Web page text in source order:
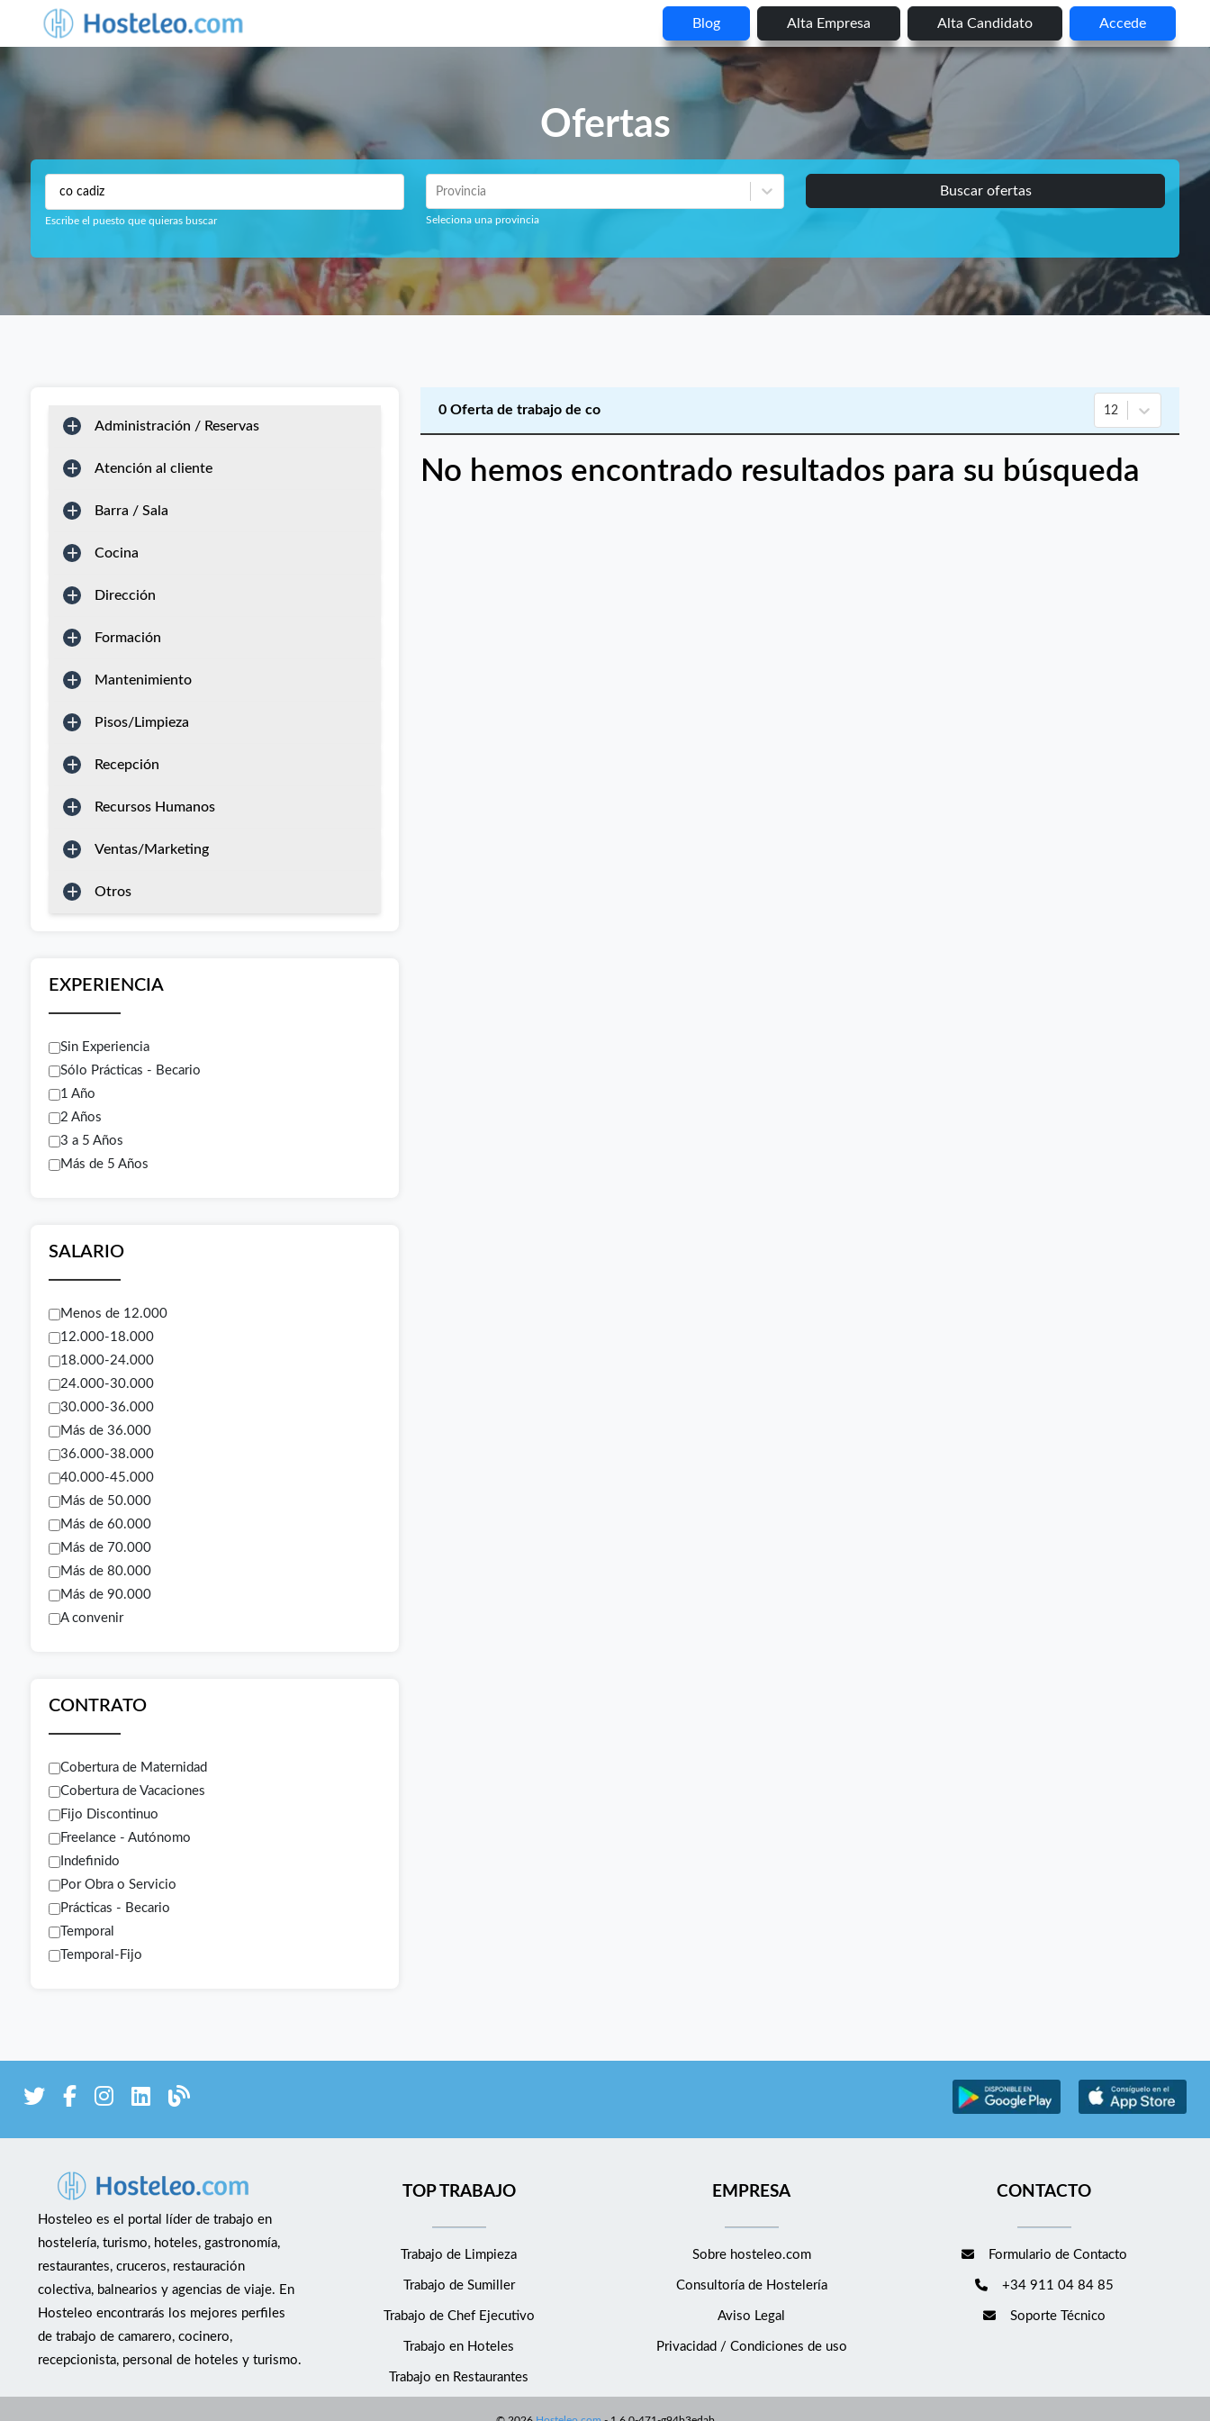
Blog Alta Empresa Alta Candidato Accede
Ofertas
Escribe el puesto que quieras buscar
Provincia
Seleciona una provincia
Buscar ofertas
Administración / Reservas
Atención al cliente
Barra / Sala
Cocina
Dirección
Formación
Mantenimiento
Pisos/Limpieza
Recepción
Recursos Humanos
Ventas/Marketing
Otros
EXPERIENCIA
Sin Experiencia
Sólo Prácticas - Becario
1 Año
2 Años
3 a 5 Años
Más de 5 Años
SALARIO
Menos de 12.000
12.000-18.000
18.000-24.000
24.000-30.000
30.000-36.000
Más de 36.000
36.000-38.000
40.000-45.000
Más de 50.000
Más de 60.000
Más de 70.000
Más de 80.000
Más de 90.000
A convenir
CONTRATO
Cobertura de Maternidad
Cobertura de Vacaciones
Fijo Discontinuo
Freelance - Autónomo
Indefinido
Por Obra o Servicio
Prácticas - Becario
Temporal
Temporal-Fijo
0 Oferta de trabajo de co 12
No hemos encontrado resultados para su búsqueda
Hosteleo es el portal líder de trabajo en
hostelería, turismo, hoteles, gastronomía,
restaurantes, cruceros, restauración
colectiva, balnearios y agencias de viaje. En
Hosteleo encontrarás los mejores perfiles
de trabajo de camarero, cocinero,
recepcionista, personal de hoteles y turismo.
TOP TRABAJO
Trabajo de Limpieza
Trabajo de Sumiller
Trabajo de Chef Ejecutivo
Trabajo en Hoteles
Trabajo en Restaurantes
EMPRESA
Sobre hosteleo.com
Consultoría de Hostelería
Aviso Legal
Privacidad / Condiciones de uso
CONTACTO
Formulario de Contacto
+34 911 04 84 85
Soporte Técnico